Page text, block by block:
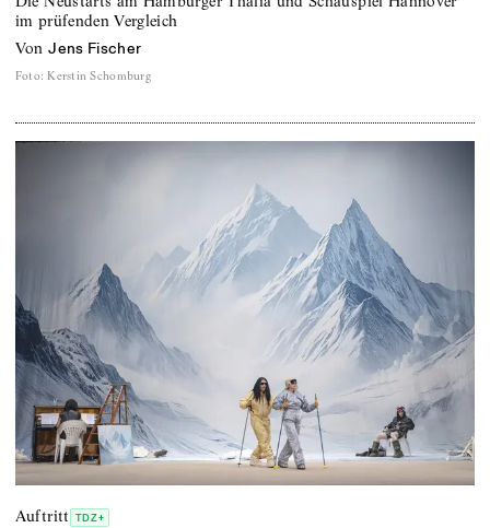
im prüfenden Vergleich
von Jens Fischer
Foto: Kerstin Schomburg
Auftritt TDZ+